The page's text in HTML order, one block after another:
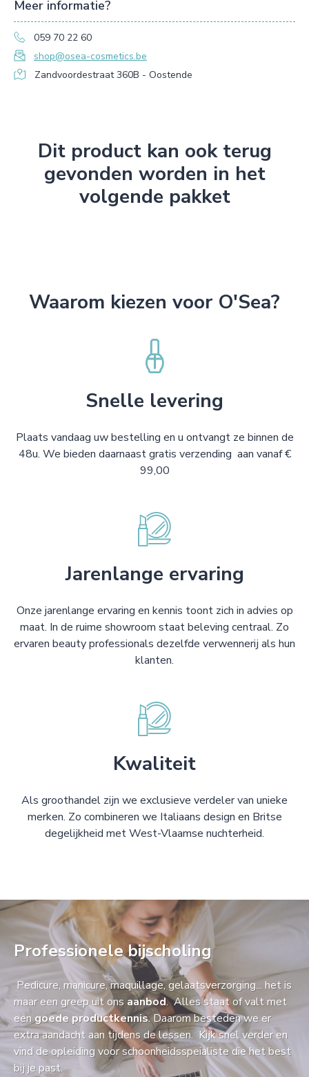
Meer informatie?
059 70 22 60
shop@osea-cosmetics.be
Zandvoordestraat 360B - Oostende
Dit product kan ook terug
gevonden worden in het
volgende pakket
Waarom kiezen voor O'Sea?
Snelle levering
Plaats vandaag uw bestelling en u ontvangt ze binnen de
48u. We bieden daarnaast gratis verzending aan vanaf €
99,00
Jarenlange ervaring
Onze jarenlange ervaring en kennis toont zich in advies op
maat. In de ruime showroom staat beleving centraal. Zo
ervaren beauty professionals dezelfde verwennerij als hun
klanten.
Kwaliteit
Als groothandel zijn we exclusieve verdeler van unieke
merken. Zo combineren we Italiaans design en Britse
degelijkheid met West-Vlaamse nuchterheid.
Professionele bijscholing
Pedicure, manicure, maquillage, gelaatsverzorging... het is
maar een greep uit ons aanbod. Alles staat of valt met
eengoede productkennis. Daarom besteden we er
extra aandacht aan tijdens de lessen. Kijk snel verder en
vind de opleiding voor schoonheidsspeialiste die het best
bij je past.